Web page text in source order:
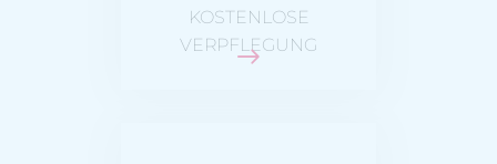
KOSTENLOSE
VERPFLEGUNG